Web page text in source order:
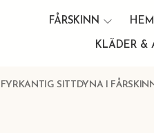
FÅRSKINN
KLÄDER &
FYRKANTIG SITTDYNA I